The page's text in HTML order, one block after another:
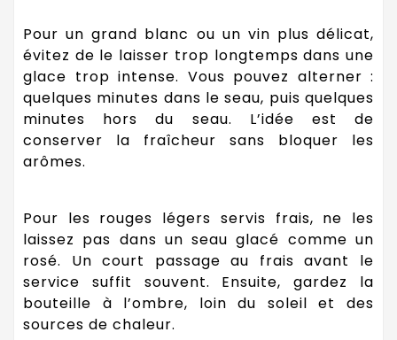
Pour un grand blanc ou un vin plus délicat,
évitez de le laisser trop longtemps dans une
glace trop intense. Vous pouvez alterner :
quelques minutes dans le seau, puis quelques
minutes hors du seau. L’idée est de
conserver la fraîcheur sans bloquer les
arômes.
Pour les rouges légers servis frais, ne les
laissez pas dans un seau glacé comme un
rosé. Un court passage au frais avant le
service suffit souvent. Ensuite, gardez la
bouteille à l’ombre, loin du soleil et des
sources de chaleur.